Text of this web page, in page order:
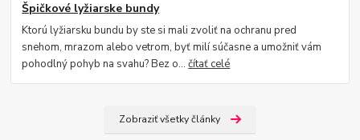
Špičkové lyžiarske bundy
Ktorú lyžiarsku bundu by ste si mali zvoliť na ochranu pred
snehom, mrazom alebo vetrom, byť milí súčasne a umožniť vám
pohodlný pohyb na svahu? Bez o...čítať celé
Zobraziť všetky články